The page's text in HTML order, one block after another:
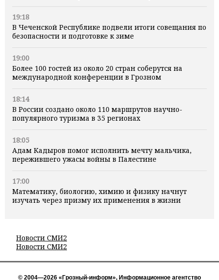
19:18
В Чеченской Республике подвели итоги совещания по
безопасности и подготовке к зиме
19:00
Более 100 гостей из около 20 стран соберутся на
международной конференции в Грозном
18:14
В России создано около 110 маршрутов научно-
популярного туризма в 35 регионах
18:05
Адам Кадыров помог исполнить мечту мальчика,
пережившего ужасы войны в Палестине
17:00
Математику, биологию, химию и физику начнут
изучать через призму их применения в жизни
Новости СМИ2
Новости СМИ2
© 2004—2026 «Грозный-информ», Информационное агентство